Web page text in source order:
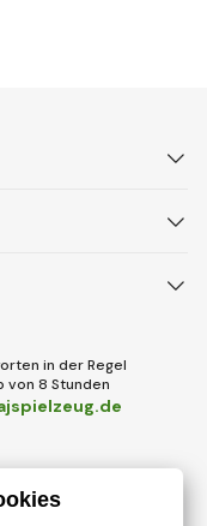
in der Regel
von 8 Stunden